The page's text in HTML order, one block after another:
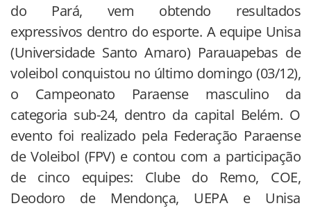
do Pará, vem obtendo resultados
expressivos dentro do esporte. A equipe Unisa
(Universidade Santo Amaro) Parauapebas de
voleibol conquistou no último domingo (03/12),
o Campeonato Paraense masculino da
categoria sub-24, dentro da capital Belém. O
evento foi realizado pela Federação Paraense
de Voleibol (FPV) e contou com a participação
de cinco equipes: Clube do Remo, COE,
Deodoro de Mendonça, UEPA e Unisa